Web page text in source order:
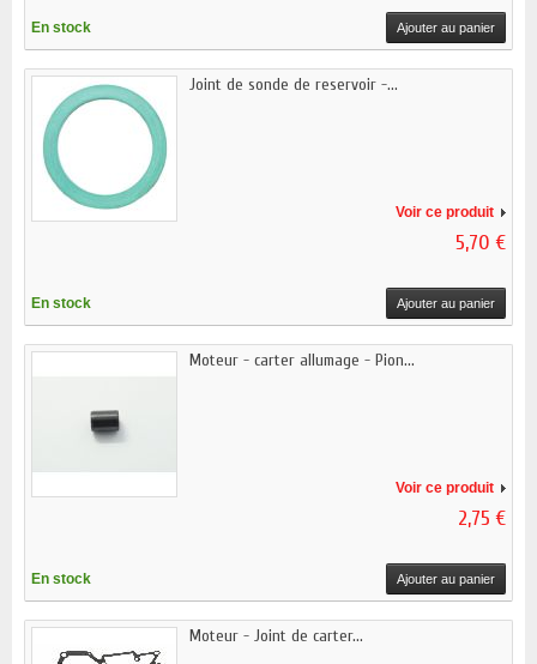
En stock Ajouter au panier
Joint de sonde de reservoir -...
Voir ce produit
5,70 €
En stock Ajouter au panier
Moteur - carter allumage - Pion...
Voir ce produit
2,75 €
En stock Ajouter au panier
Moteur - Joint de carter...